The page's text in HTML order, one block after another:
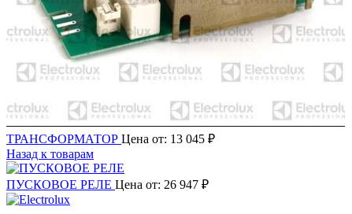
ТРАНСФОРМАТОР Цена от: 13 045 ₽
Назад к товарам
ПУСКОВОЕ РЕЛЕ Цена от: 26 947 ₽